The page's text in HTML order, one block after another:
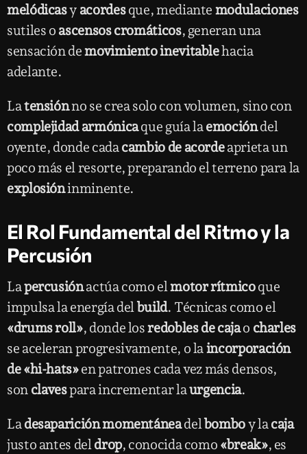
melódicasy acordesque, mediante modulaciones
sutiles o ascensos cromáticos, generan una
sensación demovimiento inevitablehacia
adelante.
Latensiónno se crea solo con volumen, sino con
complejidad armónicaque guía laemocióndel
oyente, donde cadacambio de acordeaprieta un
poco más el resorte, preparando el terreno para la
explosióninminente.
El Rol Fundamental del Ritmo y la
Percusión
Lapercusiónactúa como elmotor rítmicoque
impulsa la energía delbuild. Técnicas como el
«drums roll», donde losredobles de cajao charles
se aceleran progresivamente, o laincorporación
de «hi-hats»en patrones cada vez más densos,
son clavespara incrementar laurgencia.
Ladesaparición momentáneadelbomboy lacaja
justo antes deldrop, conocida como «break», es